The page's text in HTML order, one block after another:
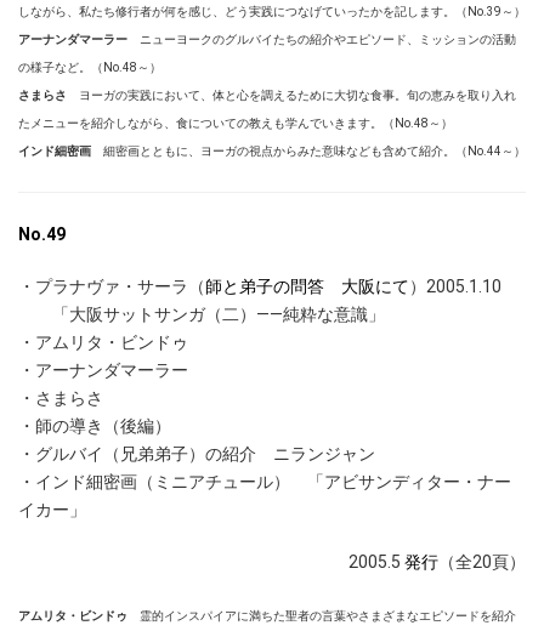
しながら、私たち修行者が何を感じ、どう実践につなげていったかを記します。（No.39～）
アーナンダマーラー ニューヨークのグルバイたちの紹介やエピソード、ミッションの活動
の様子など。（No.48～）
さまらさ ヨーガの実践において、体と心を調えるために大切な食事。旬の恵みを取り入れ
たメニューを紹介しながら、食についての教えも学んでいきます。（No.48～）
インド細密画 細密画とともに、ヨーガの視点からみた意味なども含めて紹介。（No.44～）
No.49
・プラナヴァ・サーラ（師と弟子の問答 大阪にて）2005.1.10
「大阪サットサンガ（二）――純粋な意識」
・アムリタ・ビンドゥ
・アーナンダマーラー
・さまらさ
・師の導き（後編）
・グルバイ（兄弟弟子）の紹介 ニランジャン
・インド細密画（ミニアチュール） 「アビサンディター・ナー
イカー」
2005.5 発行 （全20頁）
アムリタ・ビンドゥ 霊的インスパイアに満ちた聖者の言葉やさまざまなエピソードを紹介